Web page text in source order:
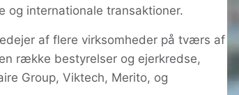
og internationale transaktioner.
af flere virksomheder på tværs af
række bestyrelser og ejerkredse,
Group, Viktech, Merito, og